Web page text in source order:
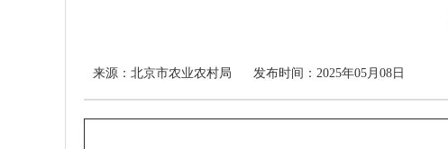
来源： 北京市农业农村局 发布时间：2025年05月08日